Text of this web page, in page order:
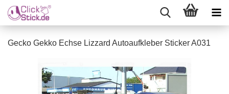
Gecko Gekko Echse Lizzard Autoaufkleber Sticker A031